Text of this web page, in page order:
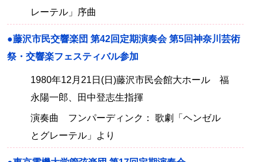
レーテル」序曲
●藤沢市民交響楽団 第42回定期演奏会 第5回神奈川芸術
祭・交響楽フェスティバル参加
1980年12月21日(日)藤沢市民会館大ホール 福
永陽一郎、田中登志生指揮
演奏曲 フンパーディンク： 歌劇「ヘンゼル
とグレーテル」より